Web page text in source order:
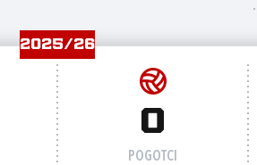
2025/26
0
POGOTCI